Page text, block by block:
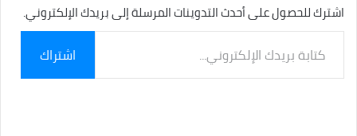
اشترك للحصول على أحدث التدوينات المرسلة إلى بريدك الإلكتروني.
بريدك
الإلكتروني...
اشتراك